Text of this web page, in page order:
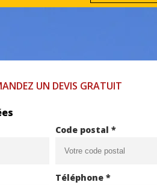
UN DEVIS GRATUIT
Code postal *
Téléphone *